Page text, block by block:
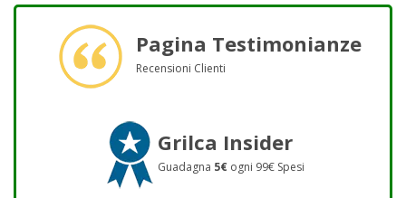
Pagina Testimonianze
Recensioni Clienti
Grilca Insider
Guadagna 5€ ogni 99€ Spesi